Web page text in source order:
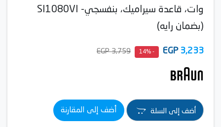
وات، قاعدة سيراميك، بنفسجي- SI1080VI
(بضمان رايه)
3,233
EGP
- 14%
3,759 EGP
أضف إلى السلة أضف إلى المقارنة